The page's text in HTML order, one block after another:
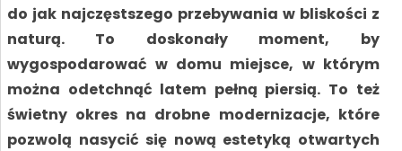
do jak najczęstszego przebywania w bliskości z
naturą. To doskonały moment, by
wygospodarować w domu miejsce, w którym
można odetchnąć latem pełną piersią. To też
świetny okres na drobne modernizacje, które
pozwolą nasycić się nową estetyką otwartych